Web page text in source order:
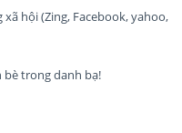
hội (Zing, Facebook, yahoo,
bè trong danh bạ!